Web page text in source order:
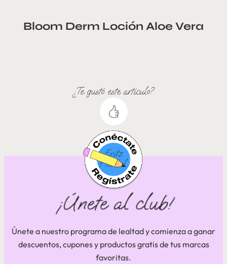
Bloom Derm Loción Aloe Vera
¿Te gustó este artículo?
Únete a nuestro programa de lealtad y comienza a ganar
descuentos, cupones y productos gratis de tus marcas
favoritas.